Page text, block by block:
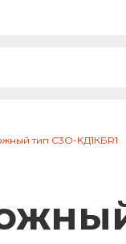
знаки
дорожные
тип С3О-КД1КБR1